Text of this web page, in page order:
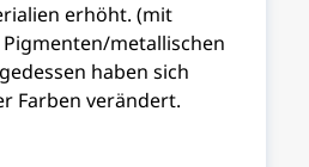
erhöht. (mit
metallischen
haben sich
Farben verändert.